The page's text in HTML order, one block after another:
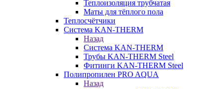
Теплоизоляция трубчатая
Маты для тёплого пола
Теплосчётчики
Система KAN-THERM
Назад
Система KAN-THERM
Трубы KAN-THERM Steel
Фитинги KAN-THERM Steel
Полипропилен PRO AQUA
Назад